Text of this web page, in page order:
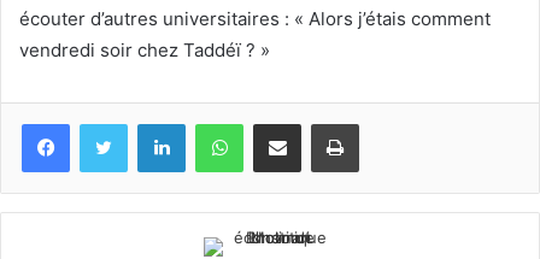
écouter d’autres universitaires : « Alors j’étais comment
vendredi soir chez Taddéï ? »
FacebookTwitter LinkedinWhatsApp
Partagez par mail Imprimez